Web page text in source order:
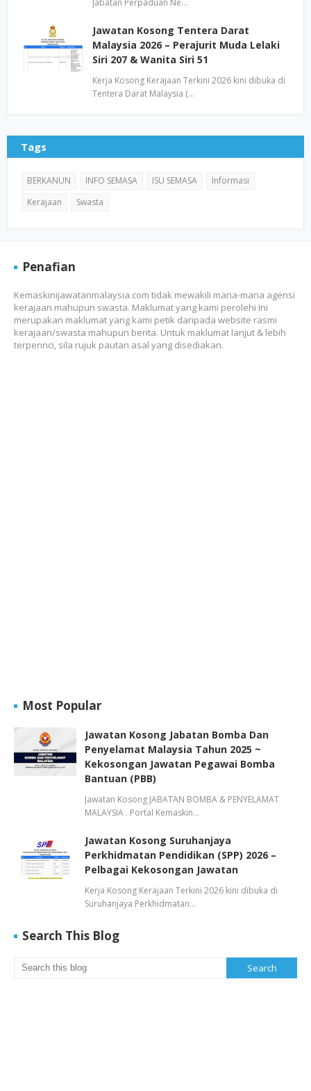
Jabatan Perpaduan Ne…
Jawatan Kosong Tentera Darat
Malaysia 2026 – Perajurit Muda Lelaki
Siri 207 & Wanita Siri 51
Kerja Kosong Kerajaan Terkini 2026 kini dibuka di
Tentera Darat Malaysia (…
Tags
BERKANUN INFO SEMASA ISU SEMASA
Informasi
Kerajaan
Swasta
Penafian
Kemaskinijawatanmalaysia.com tidak mewakili mana-mana agensi
kerajaan mahupun swasta. Maklumat yang kami perolehi Ini
merupakan maklumat yang kami petik daripada website rasmi
kerajaan/swasta mahupun berita. Untuk maklumat lanjut & lebih
terperinci, sila rujuk pautan asal yang disediakan.
Most Popular
Jawatan Kosong Jabatan Bomba Dan
Penyelamat Malaysia Tahun 2025 ~
Kekosongan Jawatan Pegawai Bomba
Bantuan (PBB)
Jawatan Kosong JABATAN BOMBA & PENYELAMAT
MALAYSIA . Portal Kemaskin…
Jawatan Kosong Suruhanjaya
Perkhidmatan Pendidikan (SPP) 2026 –
Pelbagai Kekosongan Jawatan
Kerja Kosong Kerajaan Terkini 2026 kini dibuka di
Suruhanjaya Perkhidmatan…
Search This Blog